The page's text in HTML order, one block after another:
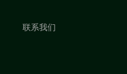
联系我们